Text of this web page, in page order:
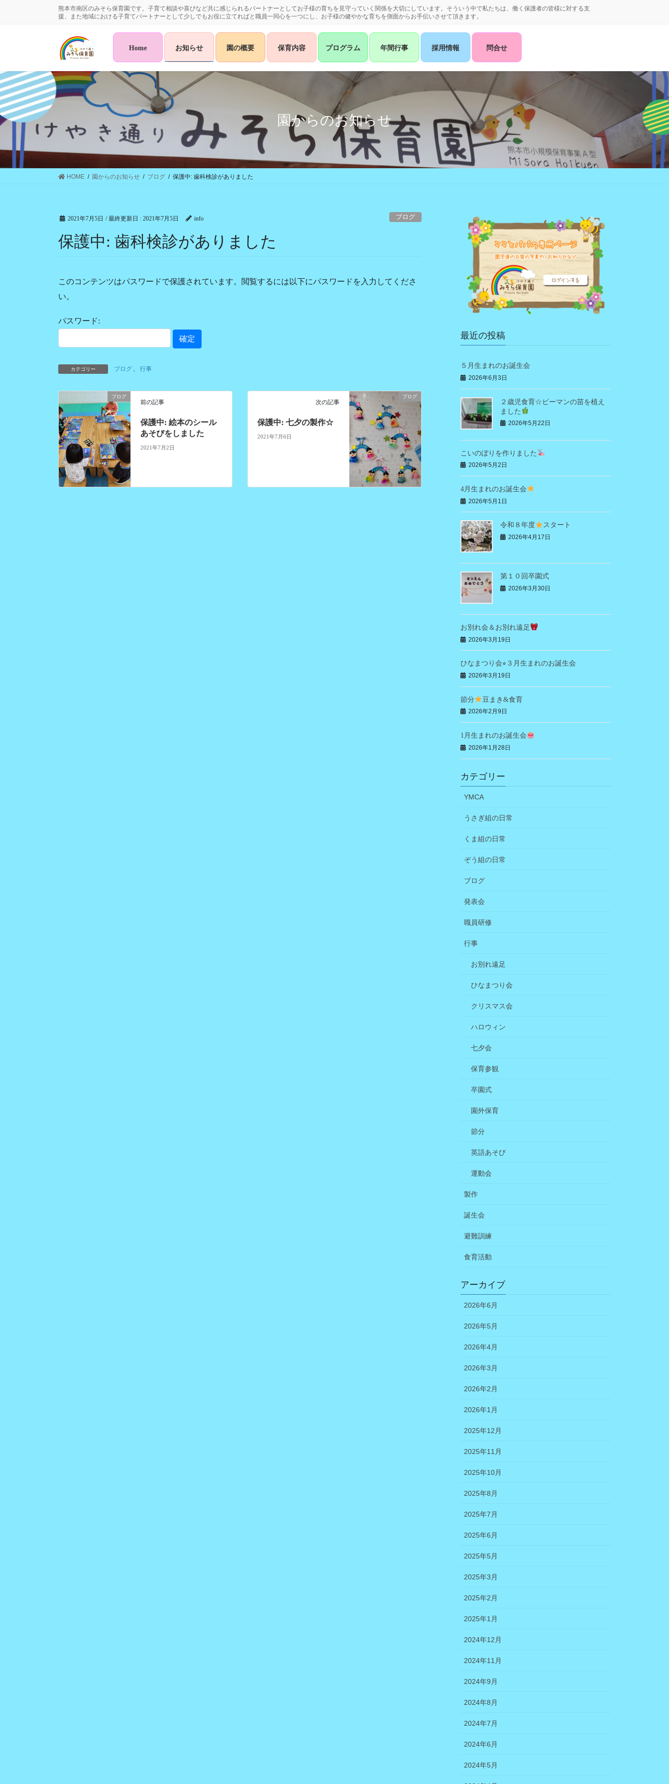
移
動
ン
に
移
動
熊本市南区のみそら保育園です。子育て相談や喜びなど共に感じられるパートナーとしてお子様の育ちを見守っていく関係を大切にしています。そういう中で私たちは、働く保護者の皆様に対する支
援、また地域における子育てパートナーとして少しでもお役に立てればと職員一同心を一つにし、お子様の健やかな育ちを側面からお手伝いさせて頂きます。
Home お知らせ 園の概要 保育内容 プログラム 年間行事 採用情報 問合せ
園からのお知らせ
HOME 園からのお知らせ ブログ 保護中: 歯科検診がありました
2021年7月5日 / 最終更新日 : 2021年7月5日 info ブログ
保護中: 歯科検診がありました
このコンテンツはパスワードで保護されています。閲覧するには以下にパスワードを入力してくださ
い。
パスワード:
カテゴリー ブログ 行事
ブログ
前の記事
保護中: 絵本のシール
あそびをしました
2021年7月2日
ブログ
次の記事
保護中: 七夕の製作☆
2021年7月6日
最近の投稿
５月生まれのお誕生会
2026年6月3日
２歳児食育☆ピーマンの苗を植え
ました
2026年5月22日
こいのぼりを作りました
2026年5月2日
4月生まれのお誕生会
2026年5月1日
令和８年度 スタート
2026年4月17日
第１０回卒園式
2026年3月30日
お別れ会＆お別れ遠足
2026年3月19日
ひなまつり会⭐︎３月生まれのお誕生会
2026年3月19日
節分 豆まき&食育
2026年2月9日
1月生まれのお誕生会
2026年1月28日
カテゴリー
YMCA
うさぎ組の日常
くま組の日常
ぞう組の日常
ブログ
発表会
職員研修
行事
お別れ遠足
ひなまつり会
クリスマス会
ハロウィン
七夕会
保育参観
卒園式
園外保育
節分
英語あそび
運動会
製作
誕生会
避難訓練
食育活動
アーカイブ
2026年6月
2026年5月
2026年4月
2026年3月
2026年2月
2026年1月
2025年12月
2025年11月
2025年10月
2025年8月
2025年7月
2025年6月
2025年5月
2025年3月
2025年2月
2025年1月
2024年12月
2024年11月
2024年9月
2024年8月
2024年7月
2024年6月
2024年5月